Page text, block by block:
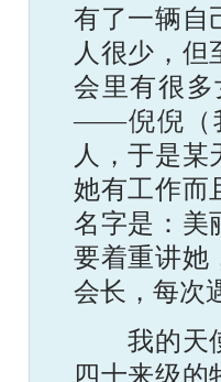
有了一辆自
人很少，
会里有很
——倪倪（
人，于是
她有工作而
名字是：美
要着重讲她
会长，每次
我的天使
四十来级的